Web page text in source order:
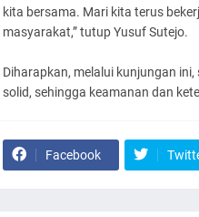
kita bersama. Mari kita terus
masyarakat,” tutup Yusuf Sutejo.
Diharapkan, melalui kunjungan
solid, sehingga keamanan dan
Facebook